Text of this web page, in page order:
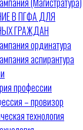
В ПГФА ДЛЯ
ГРАЖДАН
ординатура
аспирантура
профессии
– провизор
технология